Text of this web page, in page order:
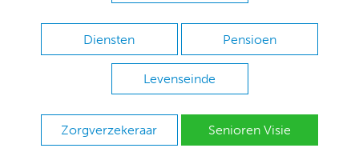
Diensten Pensioen
Levenseinde
Zorgverzekeraar Senioren Visie